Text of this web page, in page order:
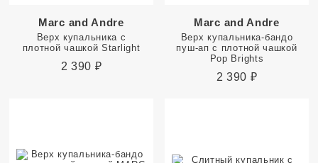
Marc and Andre
Верх купальника с
плотной чашкой Starlight
2 390 ₽
Marc and Andre
Верх купальника-бандо
пуш-ап с плотной чашкой
Pop Brights
2 390 ₽